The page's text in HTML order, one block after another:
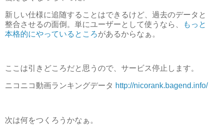
新しい仕様に追随することはできるけど、過去のデータと
整合させるの面倒。単にユーザーとして使うなら、
もっと
本格的にやっているところがあるからなぁ。
ここは引きどころだと思うので、サービス停止します。
ニコニコ動画ランキングデータ http://nicorank.bagend.info/
次は何をつくろうかなぁ。